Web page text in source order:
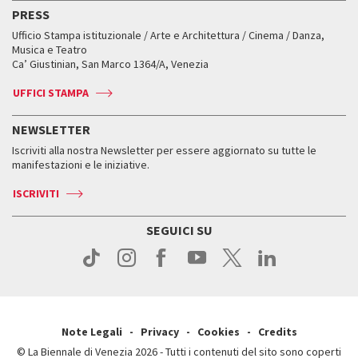
FAQ
Servizi al pubblico
Come raggiungerci
Press
Edizioni passate
Orari e sedi
Accrediti
Come raggiungerci
Orari e sedi
Biglietti
Accrediti
Come raggiungerci
Contatti
Press
Accrediti
Servizi al pubblico
Come raggiungerci
Press
Workshop di critica teatrale
Leone d’oro alla carriera
Leone d’argento
Edizioni passate
Orari e sedi
Biglietti
Servizi al pubblico
Come raggiungerci
Contatti
Mostre Virtuali
Fondi e Collezioni
Biennale College ASAC
ASAC DATI
Storia
Orari e sedi
PRESS
Ufficio Stampa istituzionale / Arte e Architettura / Cinema / Danza,
Musica e Teatro
Ca’ Giustinian, San Marco 1364/A, Venezia
UFFICI STAMPA
NEWSLETTER
Iscriviti alla nostra Newsletter per essere aggiornato su tutte le
manifestazioni e le iniziative.
ISCRIVITI
SEGUICI SU
Note Legali Privacy Cookies
Credits
© La Biennale di Venezia 2026 - Tutti i contenuti del sito sono coperti